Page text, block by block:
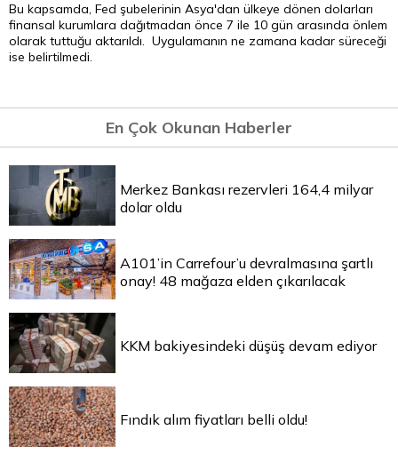
Bu kapsamda, Fed şubelerinin Asya'dan ülkeye dönen dolarları
finansal kurumlara dağıtmadan önce 7 ile 10 gün arasında önlem
olarak tuttuğu aktarıldı. Uygulamanın ne zamana kadar süreceği
ise belirtilmedi.
En Çok Okunan Haberler
Merkez Bankası rezervleri 164,4 milyar
dolar oldu
A101’in Carrefour’u devralmasına şartlı
onay! 48 mağaza elden çıkarılacak
KKM bakiyesindeki düşüş devam ediyor
Fındık alım fiyatları belli oldu!